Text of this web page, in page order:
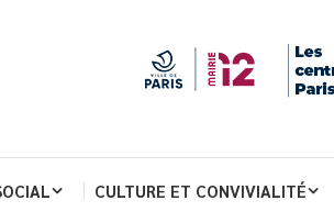
CULTURE ET CONVIVIALITÉ